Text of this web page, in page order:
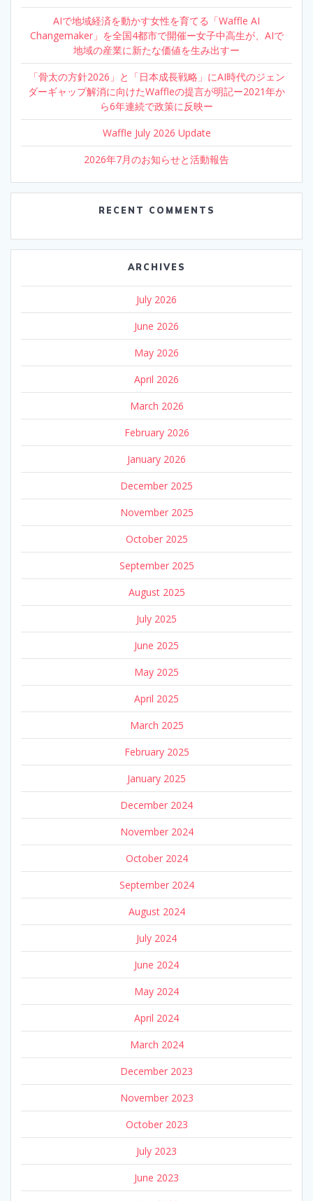
AIで地域経済を動かす女性を育てる「Waffle AI
Changemaker」を全国4都市で開催ー女子中高生が、AIで
地域の産業に新たな価値を生み出すー
「骨太の方針2026」と「日本成長戦略」にAI時代のジェン
ダーギャップ解消に向けたWaffleの提言が明記ー2021年か
ら6年連続で政策に反映ー
Waffle July 2026 Update
2026年7月のお知らせと活動報告
RECENT COMMENTS
ARCHIVES
July 2026
June 2026
May 2026
April 2026
March 2026
February 2026
January 2026
December 2025
November 2025
October 2025
September 2025
August 2025
July 2025
June 2025
May 2025
April 2025
March 2025
February 2025
January 2025
December 2024
November 2024
October 2024
September 2024
August 2024
July 2024
June 2024
May 2024
April 2024
March 2024
December 2023
November 2023
October 2023
July 2023
June 2023